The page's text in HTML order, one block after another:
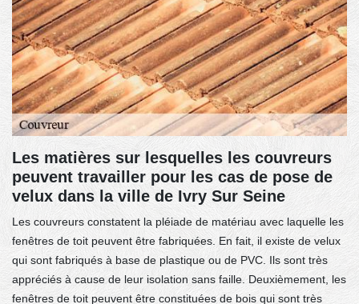
Les matières sur lesquelles les couvreurs
peuvent travailler pour les cas de pose de
velux dans la ville de Ivry Sur Seine
Les couvreurs constatent la pléiade de matériau avec laquelle les
fenêtres de toit peuvent être fabriquées. En fait, il existe de velux
qui sont fabriqués à base de plastique ou de PVC. Ils sont très
appréciés à cause de leur isolation sans faille. Deuxièmement, les
fenêtres de toit peuvent être constituées de bois qui sont très